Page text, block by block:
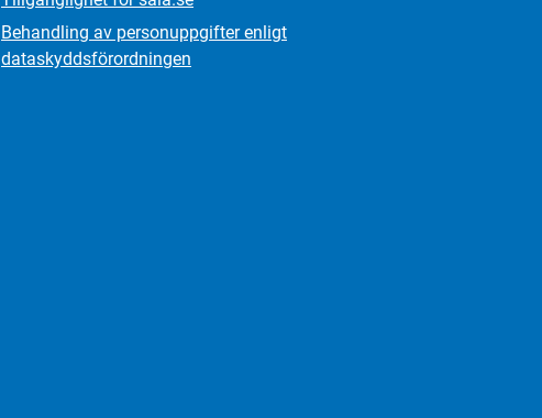
Behandling av personuppgifter enligt
dataskydds­förordningen